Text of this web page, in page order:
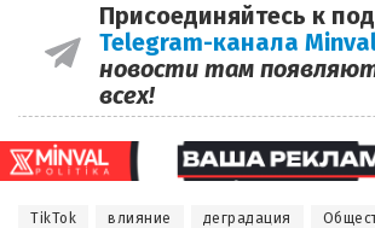
Присоединяйтесь к
Telegram-канала
новости там
всех!
TikTok влияние деградация